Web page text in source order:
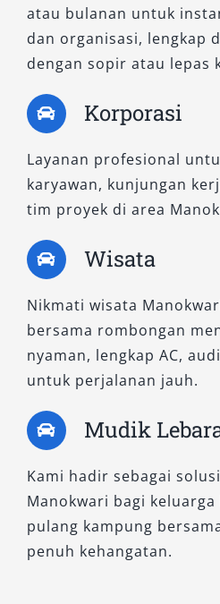
Oleh karena itu, kami
mobil Elf terbaik—Elf
NLR—yang siap
mobil Elf untuk acara
hingga perjalanan wisata
tersedia dalam kondisi
pelayanan profesional.
dengan sewa Elf murah,
membantu Anda memilih
sesuai. Segera hubungi
booking Elf pilihan Anda
perjalanan yang lebih
berkesan.
atau bulanan untuk
dan organisasi, lengkap
dengan sopir atau lepas
Korporasi
Layanan profesional
karyawan, kunjungan
tim proyek di area
Wisata
Nikmati wisata
bersama rombongan
nyaman, lengkap AC,
untuk perjalanan jauh.
Mudik
Kami hadir sebagai
Manokwari bagi
pulang kampung
penuh kehangatan.